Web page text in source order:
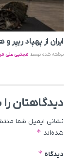
ایران از پهپاد
نوشته شده توسط مجتبی علی
دیدگاهتان
نشانی ایمیل شما
شده‌اند *
دیدگاه *